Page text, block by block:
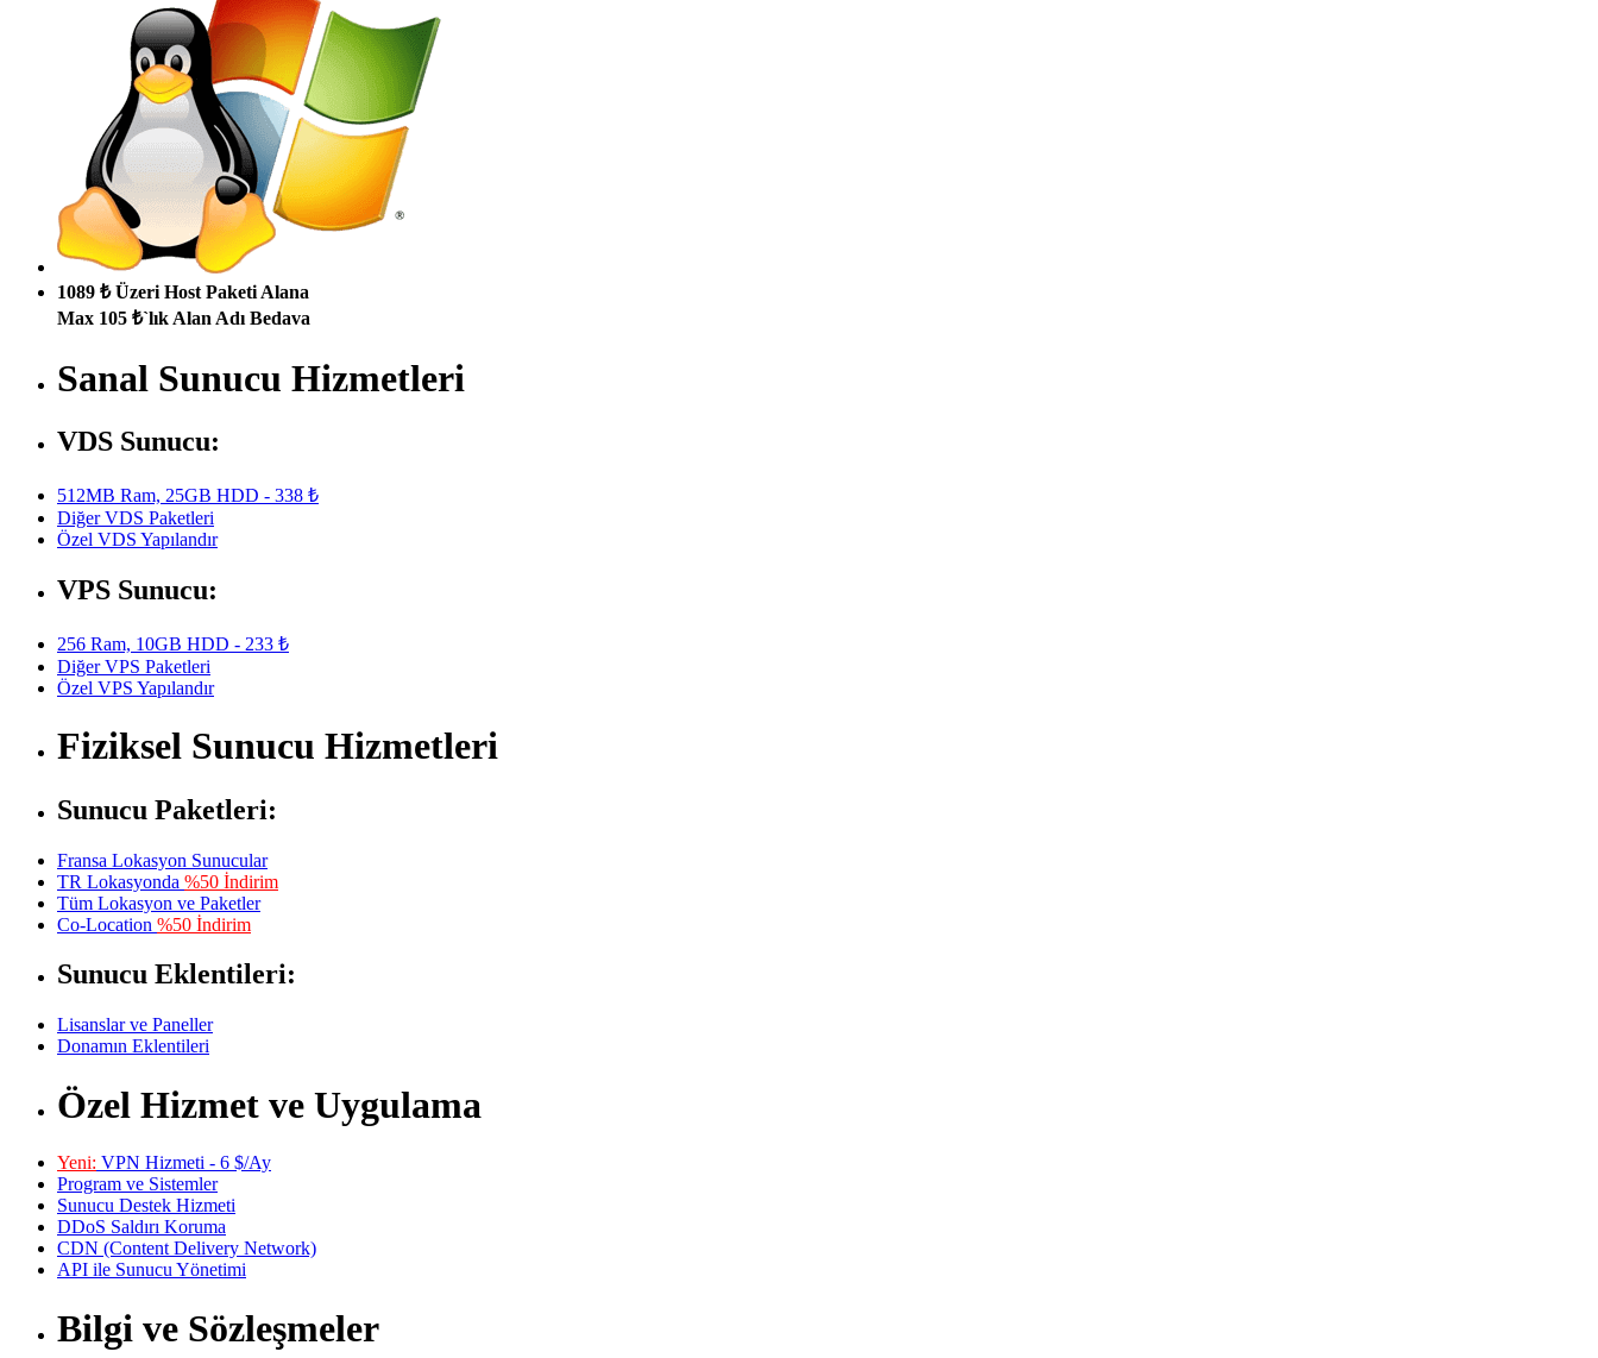
1089 ₺ Üzeri Host Paketi Alana
Max 105 ₺`lık Alan Adı Bedava
Sanal Sunucu Hizmetleri
VDS Sunucu:
512MB Ram, 25GB HDD - 338 ₺
Diğer VDS Paketleri
Özel VDS Yapılandır
VPS Sunucu:
256 Ram, 10GB HDD - 233 ₺
Diğer VPS Paketleri
Özel VPS Yapılandır
Fiziksel Sunucu Hizmetleri
Sunucu Paketleri:
Fransa Lokasyon Sunucular
TR Lokasyonda %50 İndirim
Tüm Lokasyon ve Paketler
Co-Location %50 İndirim
Sunucu Eklentileri:
Lisanslar ve Paneller
Donamın Eklentileri
Özel Hizmet ve Uygulama
Yeni: VPN Hizmeti - 6 $/Ay
Program ve Sistemler
Sunucu Destek Hizmeti
DDoS Saldırı Koruma
CDN (Content Delivery Network)
API ile Sunucu Yönetimi
Bilgi ve Sözleşmeler